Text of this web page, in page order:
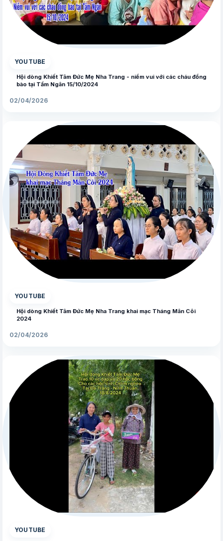
YOUTUBE
Hội dòng Khiết Tâm Đức Mẹ Nha Trang - niềm vui với các cháu đồng
bào tại Tầm Ngân 15/10/2024
02/04/2026
YOUTUBE
Hội dòng Khiết Tâm Đức Mẹ Nha Trang khai mạc Tháng Mân Côi
2024
02/04/2026
YOUTUBE